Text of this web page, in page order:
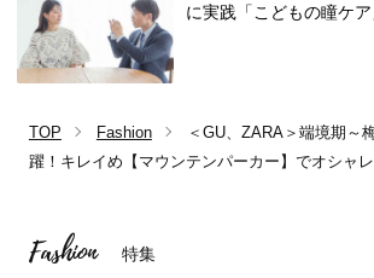
に実践「こどもの瞳ケア
TOP Fashion
＜GU、ZARA＞端境期～
躍！キレイめ【マウンテンパーカー】でオシャレ
Fashion 特集